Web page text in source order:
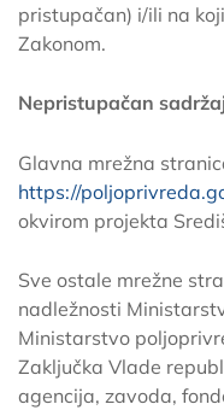
pristupačan) i/ili na
Zakonom.
Nepristupačan
Glavna mrežna
https://
okvirom projekta
Sve ostale mrežne
nadležnosti
Ministarstvo
Zaključka Vlade
agencija, zavoda,